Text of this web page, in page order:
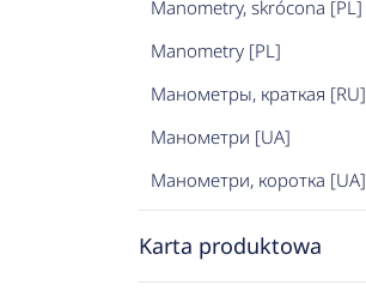
Manometry, skrócona [PL]
Manometry [PL]
Манометры, краткая [RU]
Манометри [UA]
Манометри, коротка [UA]
Karta produktowa